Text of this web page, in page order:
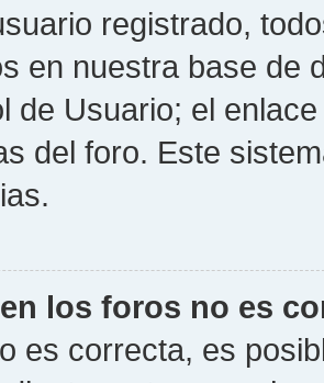
registrado,
en nuestra base de
de Usuario; el
del foro. Este
en los foros no es
es correcta, es